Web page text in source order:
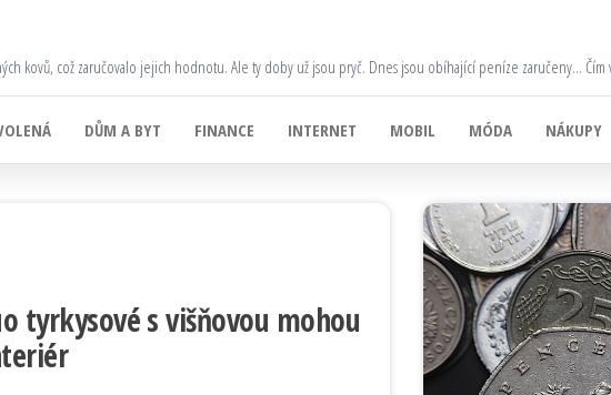
kovů, což zaručovalo jejich hodnotu. Ale ty doby už jsou pryč. Dnes jsou obíhající peníze zaručeny… Čím
DŮM A BYT FINANCE INTERNET MOBIL MÓDA NÁKUPY
tyrkysové s višňovou mohou